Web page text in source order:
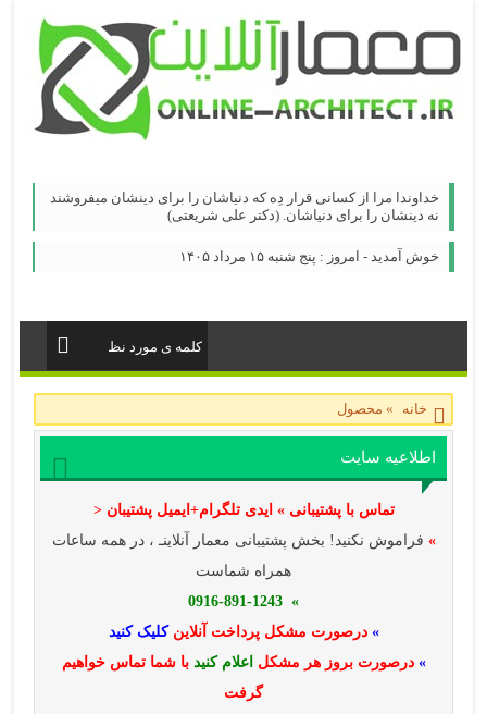
خداوندا مرا از کسانی قرار دِه که دنیاشان را برای دینشان میفروشند
نه دینشان را برای دنیاشان. (دکتر علی شریعتی)
خوش آمدید - امروز : پنج شنبه ۱۵ مرداد ۱۴۰۵
خانه » محصول
اطلاعیه سایت
تماس با پشتیبانی » ایدی تلگرام+ایمیل پشتیبان <
» فراموش نکنید! بخش پشتیبانی معمار آنلاینـ ، در همه ساعات
همراه شماست
» 0916-891-1243
» درصورت مشکل پرداخت آنلاینکلیک کنید
» درصورت بروز هر مشکل اعلام کنید با شما تماس خواهیم
گرفت